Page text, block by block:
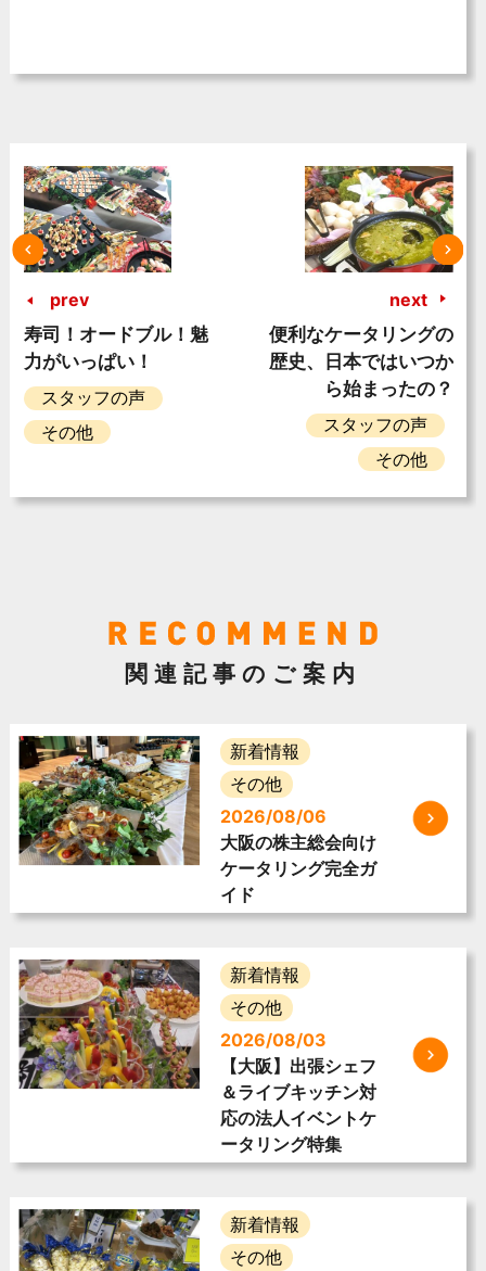
prev
寿司！オードブル！魅
力がいっぱい！
スタッフの声
その他
next
便利なケータリングの
歴史、日本ではいつか
ら始まったの？
スタッフの声
その他
関連記事のご案内
新着情報
その他
2026/08/06
大阪の株主総会向け
ケータリング完全ガ
イド
新着情報
その他
2026/08/03
【大阪】出張シェフ
＆ライブキッチン対
応の法人イベントケ
ータリング特集
新着情報
その他